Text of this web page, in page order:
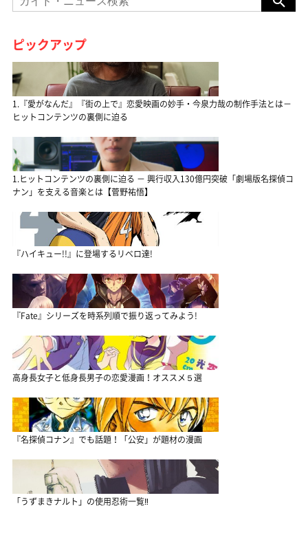
ピックアップ
1.『愛がなんだ』『街の上で』恋愛映画の妙手・今泉力哉の制作手法とは－
ヒットコンテンツの裏側に迫る
1.ヒットコンテンツの裏側に迫る － 興行収入130億円突破「劇場版名探偵コ
ナン」を支える音楽とは【菅野祐悟】
『ハイキュー!!』に登場するリベロ達!
『Fate』シリーズを時系列順で振り返ってみよう!
高身長女子と低身長男子の恋愛漫画！オススメ５選
『名探偵コナン』でも話題！「公安」が題材の漫画
「うずまきナルト」の使用忍術一覧‼